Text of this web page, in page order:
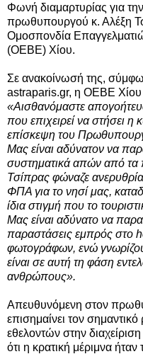
Φωνή διαμαρτυρίας για
πρωθυπουργού κ. Αλέξη
Ομοσπονδία
(ΟΕΒΕ) Χίου.
Σε ανακοίνωσή της,
astraparis.gr, η ΟΕΒΕ Χίου
«Αισθανόμαστε
που επιχειρεί να στήσει η
επίσκεψη του
Μας είναι αδύνατον να
συστηματικά απών από τα
Τσίπρας φώναζε
ΦΠΑ για το νησί μας,
ίδια στιγμή που το
Μας είναι αδύνατο να
παραστάσεις εμπρός στο
φωτογράφων, ενώ
είναι σε αυτή τη φάση
ανθρώπους».
Απευθυνόμενη στον
επισημαίνει τον
εθελοντών στην
ότι η κρατική μέριμνα